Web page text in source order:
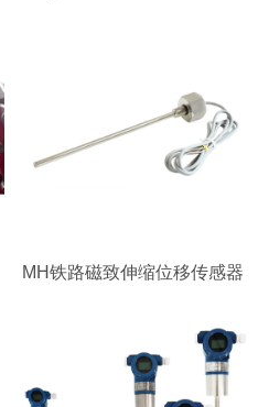
MH铁路磁致伸缩位移传感器